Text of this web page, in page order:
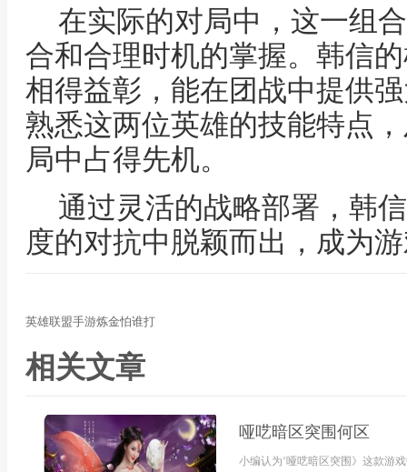
在实际的对局中，这一组
合和合理时机的掌握。韩信
相得益彰，能在团战中提供
熟悉这两位英雄的技能特点
局中占得先机。
通过灵活的战略部署，韩
度的对抗中脱颖而出，成为
英雄联盟手游炼金怕谁打
相关文章
哑呓暗区突围何区
小编认为‘哑呓暗区突围》这款游